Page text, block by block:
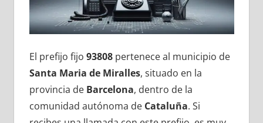
El prefijo fijo 93808pertenece al municipio dе
Santa Maria dе Miralles, situado en la
provincia dе Barcelona, dentro dе la
comunidad autónoma dе Cataluña. Si